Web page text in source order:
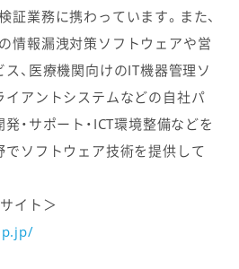
証業務に携わっています。また、
情報漏洩対策ソフトウェアや営
、医療機関向けのIT機器管理ソ
イアントシステムなどの自社パ
・サポート・ICT環境整備などを
でソフトウェア技術を提供して
イト＞